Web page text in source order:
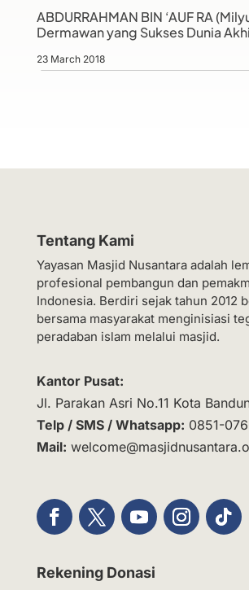
ABDURRAHMAN BIN ‘AUF RA
Dermawan yang Sukses Dunia
23 March 2018
Tentang Kami
Yayasan Masjid Nusantara adalah
profesional pembangun dan
Indonesia. Berdiri sejak tahun 2012
bersama masyarakat menginisiasi
peradaban islam melalui masjid.
Kantor Pusat:
Jl. Parakan Asri No.11 Kota
Telp / SMS / Whatsapp: 0851-
Mail:
Rekening Donasi